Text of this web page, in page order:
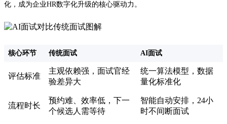
化，成为企业HR数字化升级的核心驱动力。
核心环节 传统面试 AI面试
评估标准
主观依赖强，面试官经
验差异大
统一算法模型，数据
量化标准化
流程时长
预约难、效率低，下一
个候选人需等待
智能自动安排，24小
时不间断面试